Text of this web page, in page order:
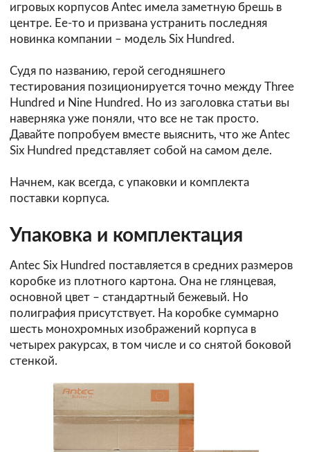
игровых корпусов Antec имела заметную брешь в
центре. Ее-то и призвана устранить последняя
новинка компании – модель Six Hundred.
Судя по названию, герой сегодняшнего
тестирования позиционируется точно между Three
Hundred и Nine Hundred. Но из заголовка статьи вы
наверняка уже поняли, что все не так просто.
Давайте попробуем вместе выяснить, что же Antec
Six Hundred представляет собой на самом деле.
Начнем, как всегда, с упаковки и комплекта
поставки корпуса.
Упаковка и комплектация
Antec Six Hundred поставляется в средних размеров
коробке из плотного картона. Она не глянцевая,
основной цвет – стандартный бежевый. Но
полиграфия присутствует. На коробке суммарно
шесть монохромных изображений корпуса в
четырех ракурсах, в том числе и со снятой боковой
стенкой.